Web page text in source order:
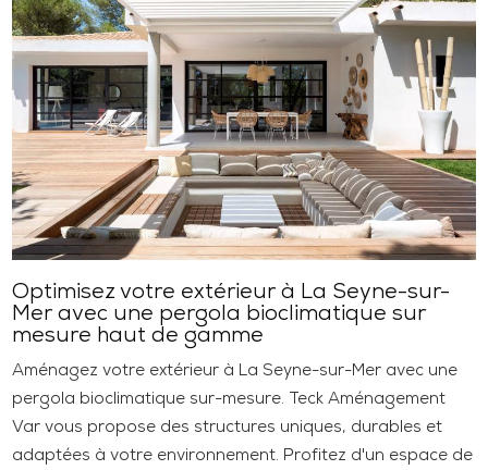
Optimisez votre extérieur à La Seyne-sur-
Mer avec une pergola bioclimatique sur
mesure haut de gamme
Aménagez votre extérieur à La Seyne-sur-Mer avec une
pergola bioclimatique sur-mesure. Teck Aménagement
Var vous propose des structures uniques, durables et
adaptées à votre environnement. Profitez d'un espace de